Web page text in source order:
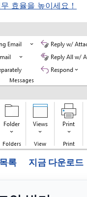
효율을 높이세요！
록 지금 다운로드